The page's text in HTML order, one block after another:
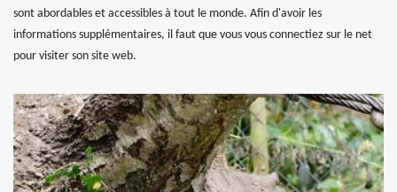
sont abordables et accessibles à tout le monde. Afin d'avoir les
informations supplémentaires, il faut que vous vous connectiez sur le net
pour visiter son site web.